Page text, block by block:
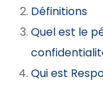
Définitions
Quel est le
Qui est